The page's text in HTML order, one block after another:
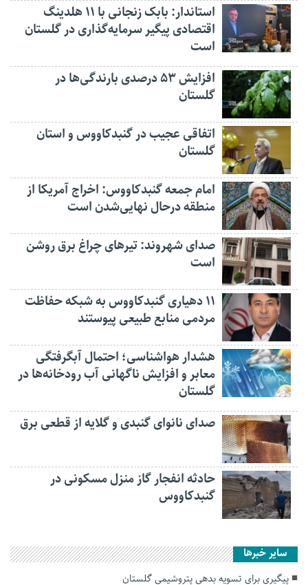
استاندار: بابک زنجانی با ۱۱ هلدینگ
اقتصادی پیگیر سرمایه‌گذاری در گلستان
است
افزایش ۵۳ درصدی بارندگی‌ها در
گلستان
اتفاقی عجیب در‌ گنبدکاووس و استان
گلستان
امام جمعه گنبدکاووس: اخراج آمریکا از
منطقه درحال نهایی‌شدن است
صدای شهروند: تیرهای چراغ برق روشن
است
۱۱ دهیاری گنبدکاووس به شبکه حفاظت
مردمی منابع طبیعی پیوستند
هشدار هواشناسی؛ احتمال آبگرفتگی
معابر و افزایش ناگهانی آب رودخانه‌ها در
گلستان
صدای نانوای گنبدی و گلایه از قطعی برق
حادثه انفجار گاز منزل مسکونی در
گنبدکاووس
سایر خبرها
پیگیری برای تسویه بدهی پتروشیمی گلستان